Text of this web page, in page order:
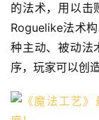
的法术，用以击
Roguelike法术
种主动、被动法
序，玩家可以创